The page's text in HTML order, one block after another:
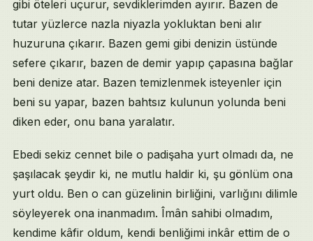
gibi öteleri uçurur, sevdiklerimden ayırır. Bazen de
tutar yüzlerce nazla niyazla yokluktan beni alır
huzuruna çıkarır. Bazen gemi gibi denizin üstünde
sefere çıkarır, bazen de demir yapıp çapasına bağlar
beni denize atar. Bazen temizlenmek isteyenler için
beni su yapar, bazen bahtsız kulunun yolunda beni
diken eder, onu bana yaralatır.
Ebedi sekiz cennet bile o padişaha yurt olmadı da, ne
şaşılacak şeydir ki, ne mutlu haldir ki, şu gönlüm ona
yurt oldu. Ben o can güzelinin birliğini, varlığını dilimle
söyleyerek ona inanmadım. Îmân sahibi olmadım,
kendime kâfir oldum, kendi benliğimi inkâr ettim de o